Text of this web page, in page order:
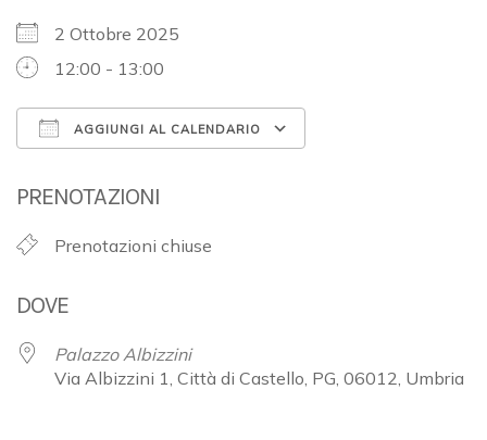
2 Ottobre 2025
12:00 - 13:00
AGGIUNGI AL CALENDARIO
PRENOTAZIONI
Prenotazioni chiuse
DOVE
Palazzo Albizzini
Via Albizzini 1, Città di Castello, PG, 06012, Umbria